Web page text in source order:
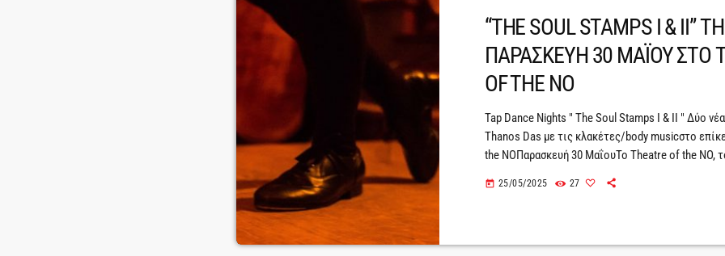
“THE SOUL STAMPS I & II”
ΠΑΡΑΣΚΕΥΗ 30 ΜΑΪΟΥ ΣΤΟ
OF THE NO
Tap Dance Nights " The Soul Stamps I & II " Δύο
Thanos Das με τις κλακέτες/body musicστο
the NOΠαρασκευή 30 ΜαΐουΤο Theatre of the NO,
Μαΐου στις 21:00 το "Soul Stamps", το πρώτο
today 25/05/2025 27